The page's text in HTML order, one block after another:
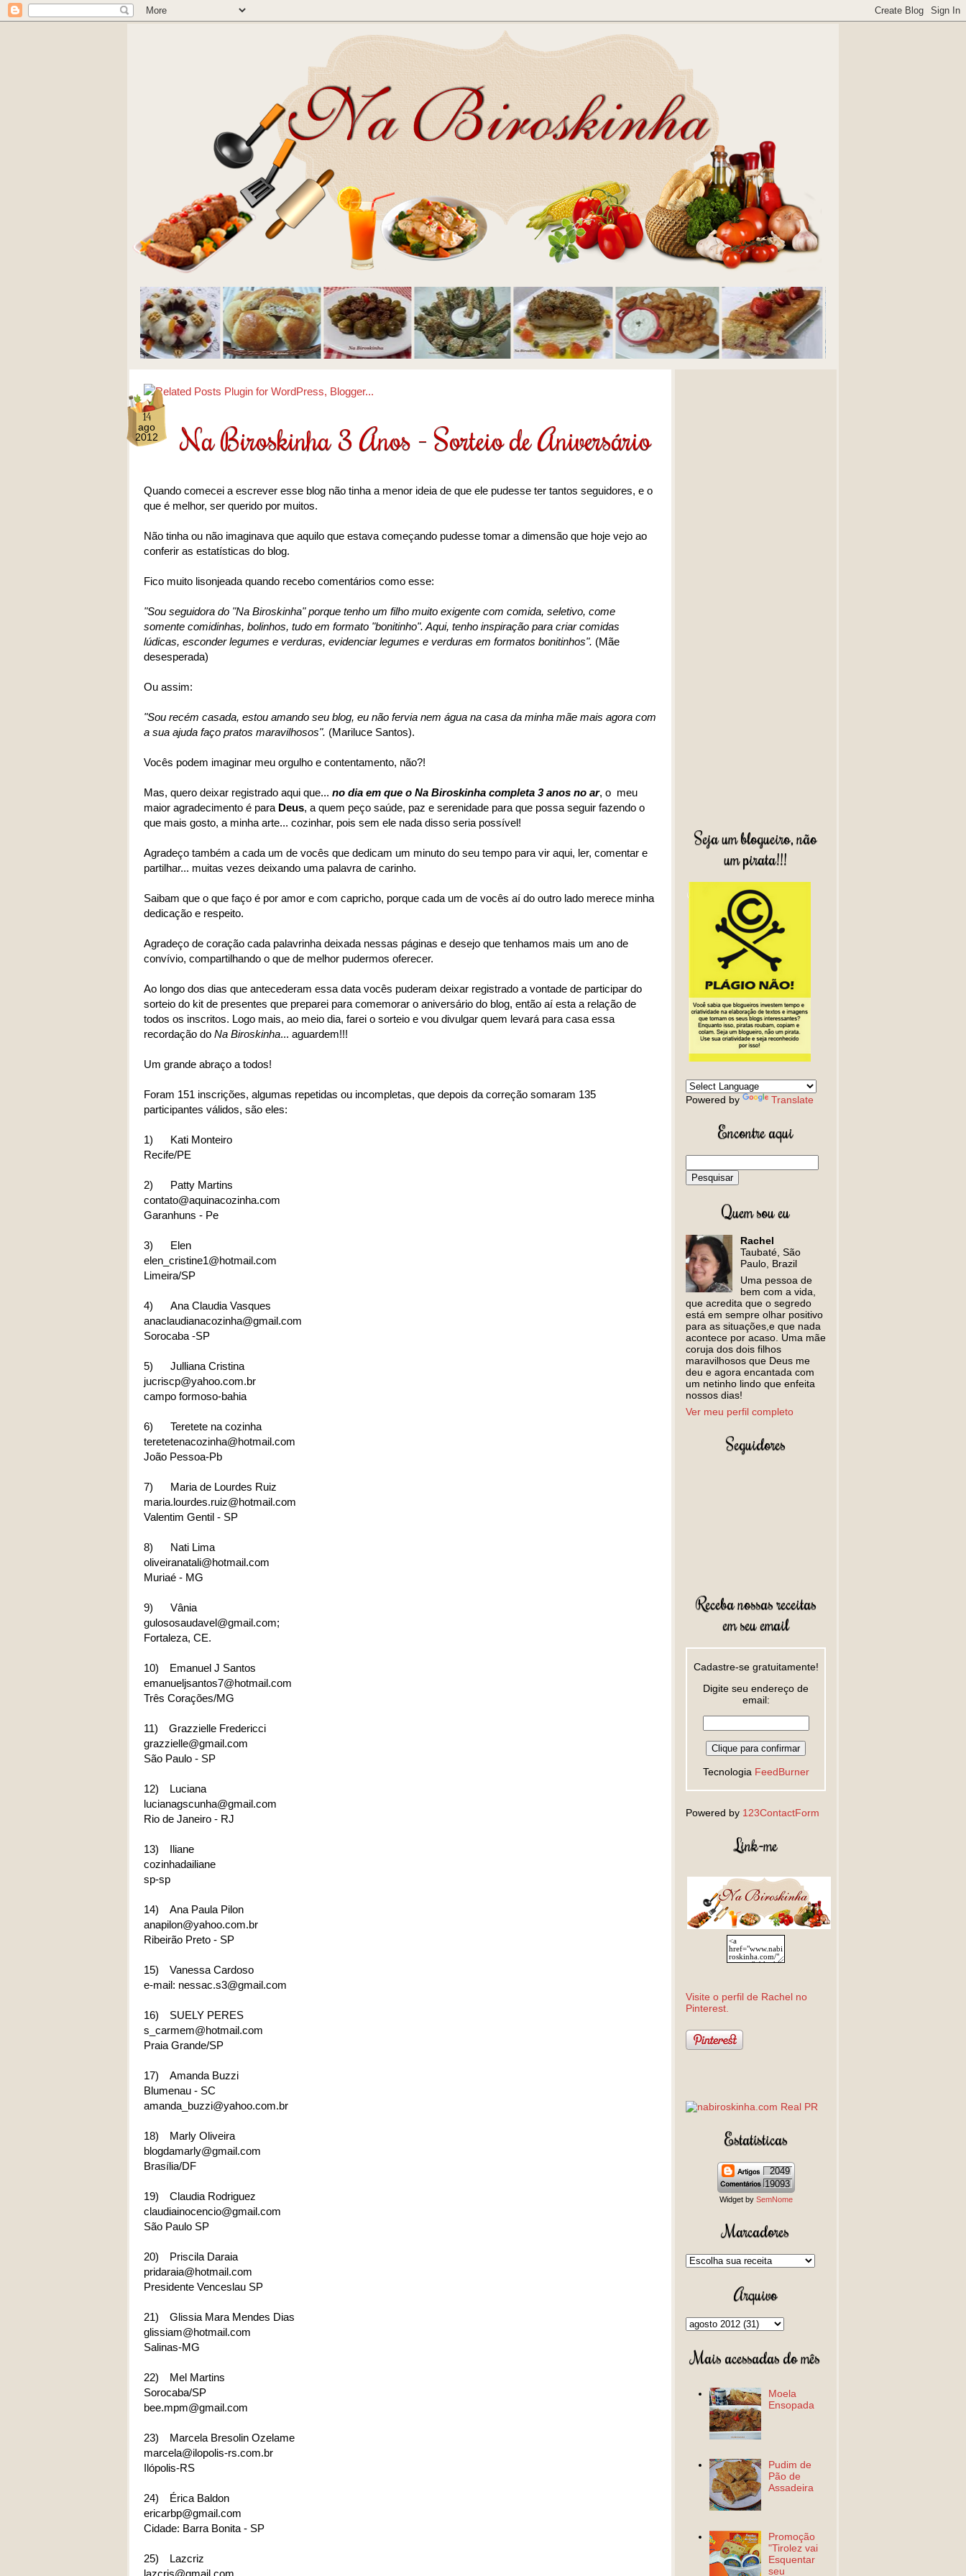
14
ago
2012
Na Biroskinha 3 Anos - Sorteio de Aniversário
Quando comecei a escrever esse blog não tinha a menor ideia de que ele pudesse ter tantos seguidores, e o
que é melhor, ser querido por muitos.
Não tinha ou não imaginava que aquilo que estava começando pudesse tomar a dimensão que hoje vejo ao
conferir as estatísticas do blog.
Fico muito lisonjeada quando recebo comentários como esse:
"Sou seguidora do "Na Biroskinha" porque tenho um filho muito exigente com comida, seletivo, come
somente comidinhas, bolinhos, tudo em formato "bonitinho". Aqui, tenho inspiração para criar comidas
lúdicas, esconder legumes e verduras, evidenciar legumes e verduras em formatos bonitinhos". (Mãe
desesperada)
Ou assim:
"Sou recém casada, estou amando seu blog, eu não fervia nem água na casa da minha mãe mais agora com
a sua ajuda faço pratos maravilhosos". (Mariluce Santos).
Vocês podem imaginar meu orgulho e contentamento, não?!
Mas, quero deixar registrado aqui que... no dia em que o Na Biroskinha completa 3 anos no ar, o meu
maior agradecimento é para Deus, a quem peço saúde, paz e serenidade para que possa seguir fazendo o
que mais gosto, a minha arte... cozinhar, pois sem ele nada disso seria possível!
Agradeço também a cada um de vocês que dedicam um minuto do seu tempo para vir aqui, ler, comentar e
partilhar... muitas vezes deixando uma palavra de carinho.
Saibam que o que faço é por amor e com capricho, porque cada um de vocês aí do outro lado merece minha
dedicação e respeito.
Agradeço de coração cada palavrinha deixada nessas páginas e desejo que tenhamos mais um ano de
convívio, compartilhando o que de melhor pudermos oferecer.
Ao longo dos dias que antecederam essa data vocês puderam deixar registrado a vontade de participar do
sorteio do kit de presentes que preparei para comemorar o aniversário do blog, então aí esta a relação de
todos os inscritos. Logo mais, ao meio dia, farei o sorteio e vou divulgar quem levará para casa essa
recordação do Na Biroskinha... aguardem!!!
Um grande abraço a todos!
Foram 151 inscrições, algumas repetidas ou incompletas, que depois da correção somaram 135
participantes válidos, são eles:
1)
Kati Monteiro
Recife/PE
2)
Patty Martins
contato@aquinacozinha.com
Garanhuns - Pe
3)
Elen
elen_cristine1@hotmail.com
Limeira/SP
4)
Ana Claudia Vasques
anaclaudianacozinha@gmail.com
Sorocaba -SP
5)
Julliana Cristina
jucriscp@yahoo.com.br
campo formoso-bahia
6)
Teretete na cozinha
teretetenacozinha@hotmail.com
João Pessoa-Pb
7)
Maria de Lourdes Ruiz
maria.lourdes.ruiz@hotmail.com
Valentim Gentil - SP
8)
Nati Lima
oliveiranatali@hotmail.com
Muriaé - MG
9)
Vânia
gulososaudavel@gmail.com;
Fortaleza, CE.
10)
Emanuel J Santos
emanueljsantos7@hotmail.com
Três Corações/MG
11)
Grazzielle Fredericci
grazzielle@gmail.com
São Paulo - SP
12)
Luciana
lucianagscunha@gmail.com
Rio de Janeiro - RJ
13)
Iliane
cozinhadailiane
sp-sp
14)
Ana Paula Pilon
anapilon@yahoo.com.br
Ribeirão Preto - SP
15)
Vanessa Cardoso
e-mail: nessac.s3@gmail.com
16)
SUELY PERES
s_carmem@hotmail.com
Praia Grande/SP
17)
Amanda Buzzi
Blumenau - SC
amanda_buzzi@yahoo.com.br
18)
Marly Oliveira
blogdamarly@gmail.com
Brasília/DF
19)
Claudia Rodriguez
claudiainocencio@gmail.com
São Paulo SP
20)
Priscila Daraia
pridaraia@hotmail.com
Presidente Venceslau SP
21)
Glissia Mara Mendes Dias
glissiam@hotmail.com
Salinas-MG
22)
Mel Martins
Sorocaba/SP
bee.mpm@gmail.com
23)
Marcela Bresolin Ozelame
marcela@ilopolis-rs.com.br
Ilópolis-RS
24)
Érica Baldon
ericarbp@gmail.com
Cidade: Barra Bonita - SP
25)
Lazcriz
lazcris@gmail.com
Seja um blogueiro, não
um pirata!!!
Powered by Translate
Encontre aqui
Quem sou eu
Rachel
Taubaté, São
Paulo, Brazil
Uma pessoa de
bem com a vida,
que acredita que o segredo
está em sempre olhar positivo
para as situações,e que nada
acontece por acaso. Uma mãe
coruja dos dois filhos
maravilhosos que Deus me
deu e agora encantada com
um netinho lindo que enfeita
nossos dias!
Ver meu perfil completo
Seguidores
Receba nossas receitas
em seu email
Cadastre-se gratuitamente!
Digite seu endereço de
email:
Tecnologia FeedBurner
Powered by 123ContactForm
Link-me
Visite o perfil de Rachel no
Pinterest.
Estatísticas
2049
19093
Widget by SemNome
Marcadores
Arquivo
Mais acessadas do mês
Moela
Ensopada
Pudim de
Pão de
Assadeira
Promoção
"Tirolez vai
Esquentar
seu